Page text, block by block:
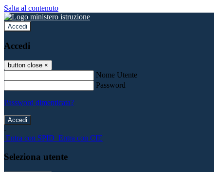
Salta al contenuto
Accedi
Accedi
button close ×
Nome Utente
Password
Password dimenticata?
-
Entra con SPID Entra con CIE
Seleziona utente